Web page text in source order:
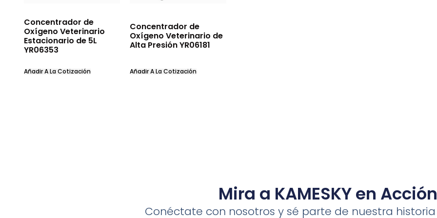
Concentrador de
Oxígeno Veterinario
Estacionario de 5L
YR06353
Añadir A La Cotización
Concentrador de
Oxígeno Veterinario de
Alta Presión YR06181
Añadir A La Cotización
Mira a KAMESKY en Acción
Conéctate con nosotros y sé parte de nuestra